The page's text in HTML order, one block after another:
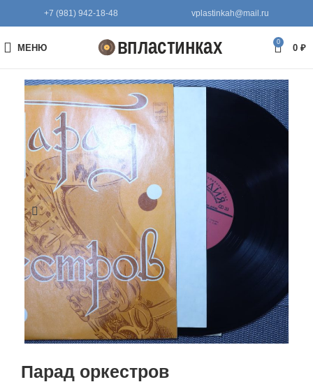
+7 (981) 942-18-48 vplastinkah@mail.ru
МЕНЮ
0
0 ₽
Парад оркестров